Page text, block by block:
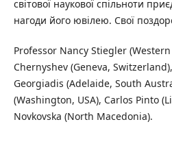
світової наукової спільноти
нагоди його ювілею. Свої
Professor Nancy Stiegler
Chernyshev (Geneva,
Georgiadis (Adelaide, South
(Washington, USA), Carlos Pinto
Novkovska (North Macedonia).